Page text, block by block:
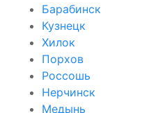
Барабинск
Кузнецк
Хилок
Порхов
Россошь
Нерчинск
Медынь